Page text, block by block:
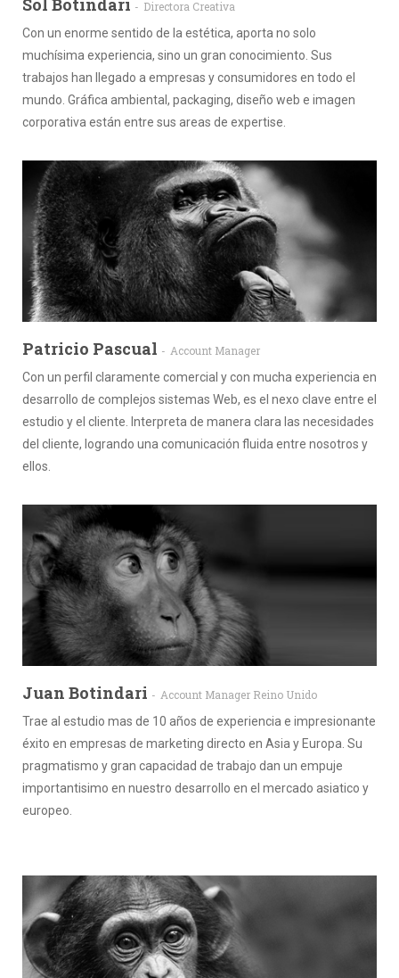
Sol Botindari
Directora Creativa
Con un enorme sentido de la estética, aporta no solo
muchísima experiencia, sino un gran conocimiento. Sus
trabajos han llegado a empresas y consumidores en todo el
mundo. Gráfica ambiental, packaging, diseño web e imagen
corporativa están entre sus areas de expertise.
Patricio Pascual
Account Manager
Con un perfil claramente comercial y con mucha experiencia en
desarrollo de complejos sistemas Web, es el nexo clave entre el
estudio y el cliente. Interpreta de manera clara las necesidades
del cliente, logrando una comunicación fluida entre nosotros y
ellos.
Juan Botindari
Account Manager Reino Unido
Trae al estudio mas de 10 años de experiencia e impresionante
éxito en empresas de marketing directo en Asia y Europa. Su
pragmatismo y gran capacidad de trabajo dan un empuje
importantisimo en nuestro desarrollo en el mercado asiatico y
europeo.